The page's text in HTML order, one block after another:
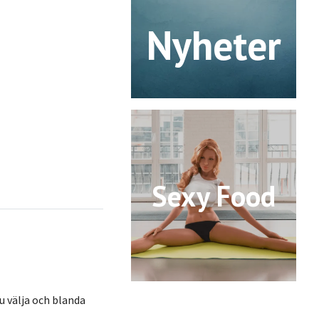
Nyheter
Sexy Food
välja och blanda